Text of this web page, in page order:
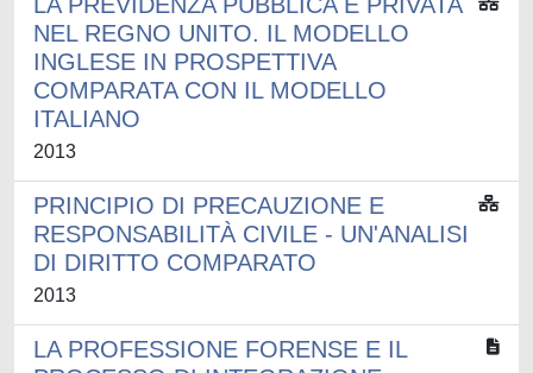
NEL REGNO UNITO. IL MODELLO
INGLESE IN PROSPETTIVA
COMPARATA CON IL MODELLO
ITALIANO
2013
PRINCIPIO DI PRECAUZIONE E
RESPONSABILITÀ CIVILE - UN'ANALISI
DI DIRITTO COMPARATO
2013
LA PROFESSIONE FORENSE E IL